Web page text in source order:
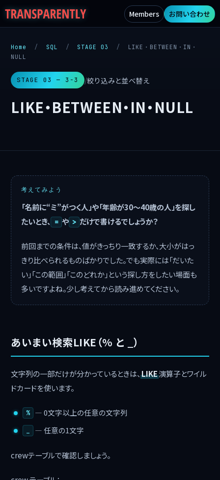
Members お問い合わせ
Home / SQL / STAGE 03 /
LIKE・BETWEEN・IN・
NULL
STAGE 03 — 3-3 /絞り込みと並べ替え
LIKE・BETWEEN・IN・NULL
考えてみよう
「名前に“ミ”がつく人」や「年齢が30〜40歳の人」を探し
たいとき、 = や > だけで書けるでしょうか？
前回までの条件は、値がきっちり一致するか、大小がはっ
きり比べられるものばかりでした。でも実際には「だいた
い」「この範囲」「このどれか」という探し方をしたい場面も
多いですよね。少し考えてから読み進めてください。
あいまい検索LIKE（% と _）
文字列の一部だけが分かっているときは、LIKE演算子とワイル
ドカードを使います。
% ― 0文字以上の任意の文字列
― 任意の1文字
crewテーブルで確認しましょう。